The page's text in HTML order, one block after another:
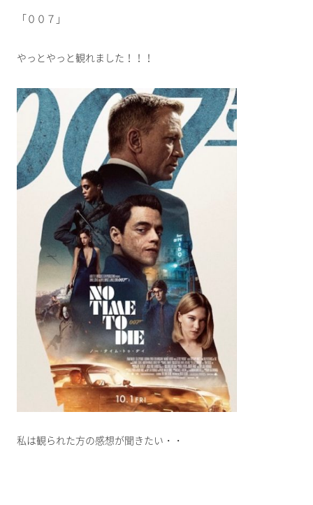
「００７」
やっとやっと観れました！！！
私は観られた方の感想が聞きたい・・